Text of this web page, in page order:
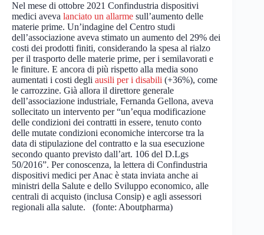
Nel mese di ottobre 2021 Confindustria dispositivi
medici aveva lanciato un allarme sull’aumento delle
materie prime. Un’indagine del Centro studi
dell’associazione aveva stimato un aumento del 29% dei
costi dei prodotti finiti, considerando la spesa al rialzo
per il trasporto delle materie prime, per i semilavorati e
le finiture. E ancora di più rispetto alla media sono
aumentati i costi degli ausili per i disabili (+36%), come
le carrozzine. Già allora il direttore generale
dell’associazione industriale, Fernanda Gellona, aveva
sollecitato un intervento per “un’equa modificazione
delle condizioni dei contratti in essere, tenuto conto
delle mutate condizioni economiche intercorse tra la
data di stipulazione del contratto e la sua esecuzione
secondo quanto previsto dall’art. 106 del D.Lgs
50/2016”. Per conoscenza, la lettera di Confindustria
dispositivi medici per Anac è stata inviata anche ai
ministri della Salute e dello Sviluppo economico, alle
centrali di acquisto (inclusa Consip) e agli assessori
regionali alla salute. (fonte: Aboutpharma)